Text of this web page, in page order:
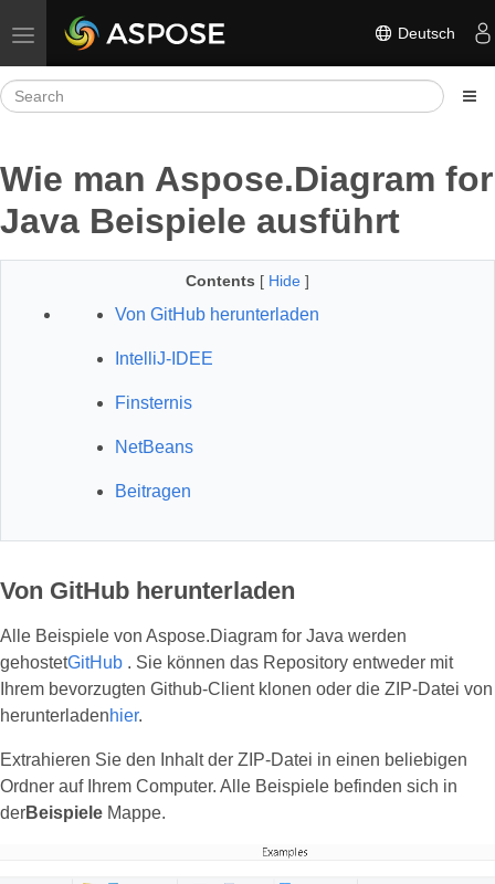
Toggle navigation Deutsch
Wie man Aspose.Diagram for
Java Beispiele ausführt
Contents [ Hide ]
Von GitHub herunterladen
IntelliJ-IDEE
Finsternis
NetBeans
Beitragen
Von GitHub herunterladen
Alle Beispiele von Aspose.Diagram for Java werden
gehostetGitHub . Sie können das Repository entweder mit
Ihrem bevorzugten Github-Client klonen oder die ZIP-Datei von
herunterladenhier.
Extrahieren Sie den Inhalt der ZIP-Datei in einen beliebigen
Ordner auf Ihrem Computer. Alle Beispiele befinden sich in
derBeispiele Mappe.